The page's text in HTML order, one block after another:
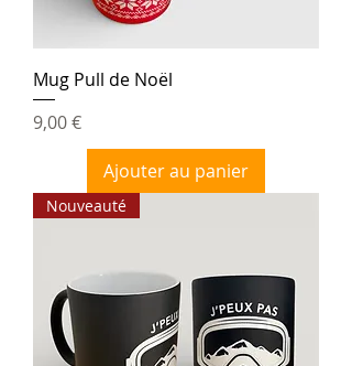
Mug Pull de Noël
Prix
9,00 €
Ajouter au panier
Nouveauté